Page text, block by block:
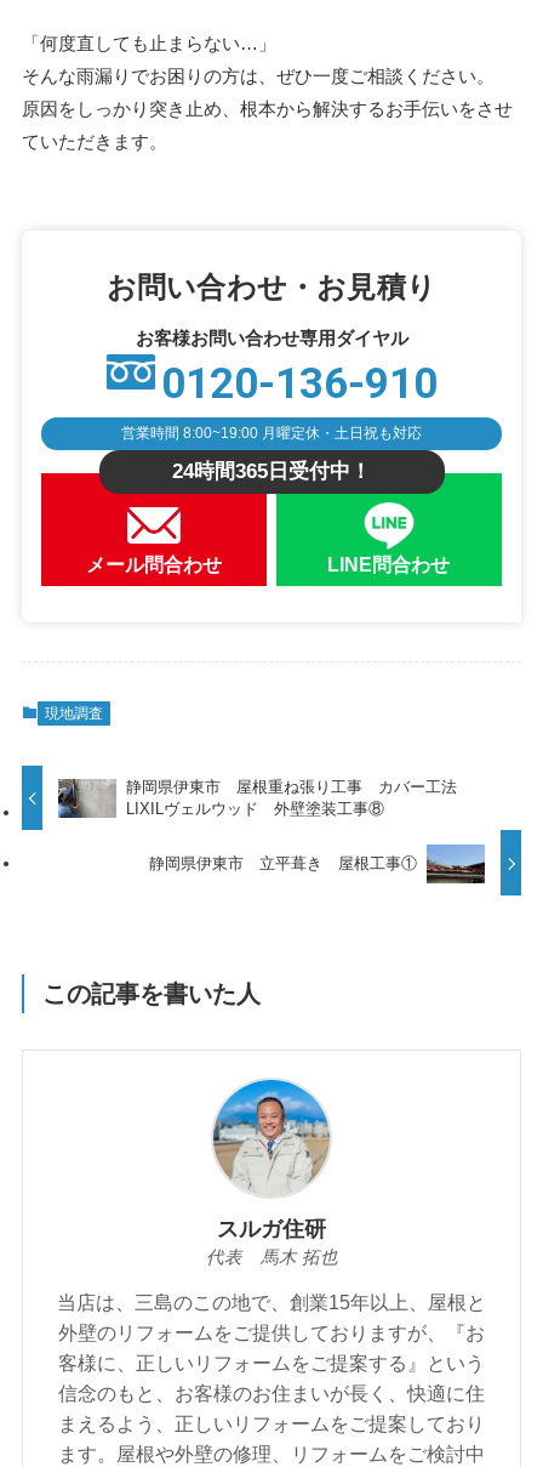
「何度直しても止まらない…」
そんな雨漏りでお困りの方は、ぜひ一度ご相談ください。
原因をしっかり突き止め、根本から解決するお手伝いをさせ
ていただきます。
お問い合わせ・お見積り
お客様お問い合わせ専用ダイヤル
0120-136-910
営業時間 8:00~19:00 月曜定休・土日祝も対応
24時間365日受付中！
メール問合わせ LINE問合わせ
現地調査
静岡県伊東市 屋根重ね張り工事 カバー工法
LIXILヴェルウッド 外壁塗装工事⑧
静岡県伊東市 立平葺き 屋根工事①
この記事を書いた人
スルガ住研
代表 馬木 拓也
当店は、三島のこの地で、創業15年以上、屋根と
外壁のリフォームをご提供しておりますが、『お
客様に、正しいリフォームをご提案する』という
信念のもと、お客様のお住まいが⾧く、快適に住
まえるよう、正しいリフォームをご提案しており
ます。屋根や外壁の修理、リフォームをご検討中